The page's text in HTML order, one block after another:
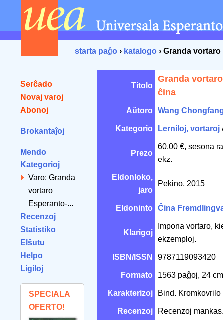
starta paĝo › katalogo › Granda
Serĉado
Novaj varoj
Abonoj
Brokantaĵoj
Mendo
Kategorioj
Varo: Granda
vortaro
Esperanto-...
Recenzoj
Statistiko
Elŝutu
Helpo
Ligiloj
SPECIALA
OFERTO!
Titolo
Granda
ĉina
Aŭtoro Wang
Kategorio Lerniloj, vortaroj
Prezo
60.00 €, sesona
ekz.
Eldonloko,
jaro
Pekino, 2015
Eldoninto Ĉina
Klarigoj
Impona vortaro,
ekzemploj.
ISBN/ISSN 9787119093420
Formato 1563 paĝoj, 24
Karakterizoj Bind. Kromkovrilo
Recenzoj Recenzoj mankas.